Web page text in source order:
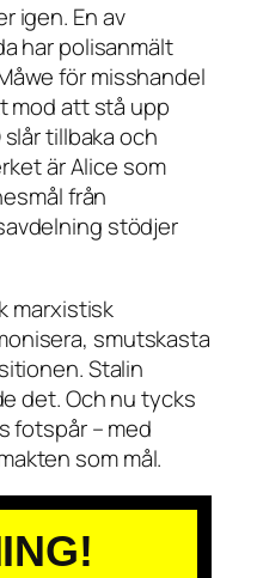
igen. En av
har polisanmält
för misshandel
mod att stå upp
tillbaka och
är Alice som
från
stödjer
marxistisk
smutskasta
Stalin
det. Och nu tycks
fotspår – med
som mål.